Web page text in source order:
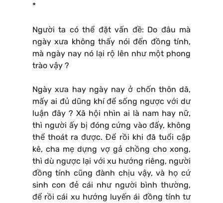
*
Người ta có thể đặt vấn đề: Do đâu mà
ngày xưa không thấy nói đến đồng tính,
mà ngày nay nó lại rộ lên như một phong
trào vậy ?
Ngày xưa hay ngày nay ở chốn thôn dã,
mấy ai đủ dũng khí để sống ngược với dư
luận đây ? Xã hội nhìn ai là nam hay nữ,
thì người ấy bị đóng cứng vào đấy, không
thể thoát ra được. Để rồi khi đã tuổi cập
kê, cha mẹ dựng vợ gả chồng cho xong,
thì dù ngược lại với xu hướng riêng, người
đồng tính cũng đành chịu vậy, và họ cứ
sinh con đẻ cái như người bình thường,
để rồi cái xu hướng luyến ái đồng tính tư